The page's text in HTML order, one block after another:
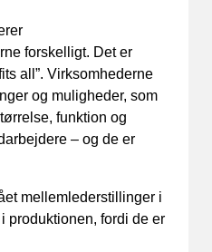
forskelligt. Det er
all”. Virksomhederne
og muligheder, som
funktion og
– og de er
mellemlederstillinger i
produktionen, fordi de er